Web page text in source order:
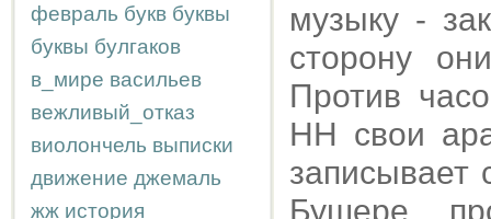
февраль букв буквы
буквы булгаков
в_мире васильев
вежливый_отказ
виолончель выписки
движение джемаль
жж история
музыку -
сторону
Против
НН свои
записывает
Бушере